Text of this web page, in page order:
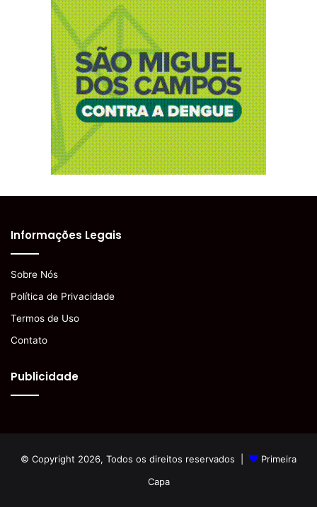
Informações Legais
Sobre Nós
Política de Privacidade
Termos de Uso
Contato
Publicidade
© Copyright 2026, Todos os direitos reservados |
Primeira
Capa